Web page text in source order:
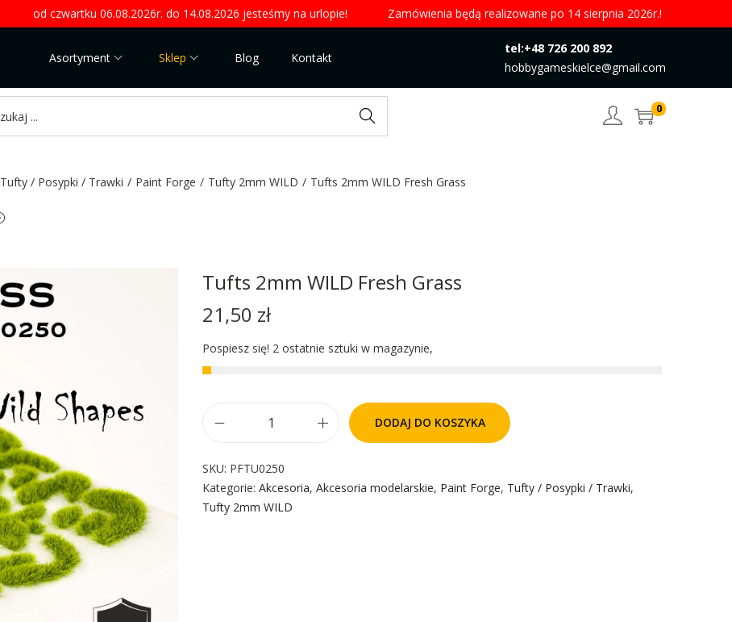
od czwartku 06.08.2026r. do 14.08.2026 jesteśmy na urlopie! Zamówienia będą realizowane po 14 sierpnia 2026r.!
Asortyment Sklep Blog Kontakt
tel:+48 726 200 892
hobbygameskielce@gmail.com
Search 0
Tufty / Posypki / Trawki / Paint Forge / Tufty 2mm WILD / Tufts 2mm WILD Fresh Grass
Tufts 2mm WILD Fresh Grass
21,50 zł
Pospiesz się! 2 ostatnie sztuki w magazynie,
DODAJ DO KOSZYKA
SKU: PFTU0250
Kategorie: Akcesoria, Akcesoria modelarskie, Paint Forge, Tufty / Posypki / Trawki,
Tufty 2mm WILD